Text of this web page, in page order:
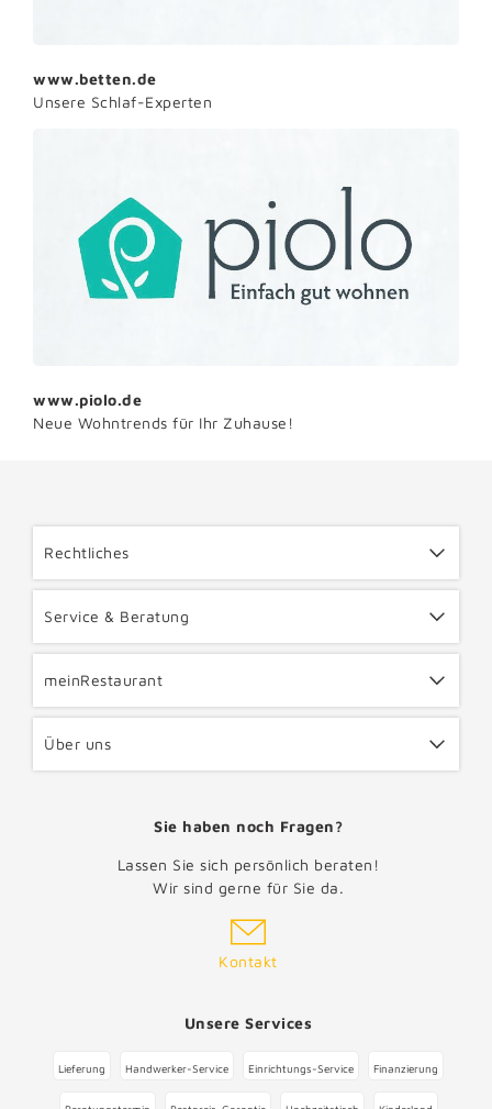
www.betten.de
Unsere Schlaf-Experten
www.piolo.de
Neue Wohntrends für Ihr Zuhause!
Rechtliches
Service & Beratung
meinRestaurant
Über uns
Sie haben noch Fragen?
Lassen Sie sich persönlich beraten!
Wir sind gerne für Sie da.
Kontakt
Unsere Services
Lieferung Handwerker-Service Einrichtungs-Service Finanzierung